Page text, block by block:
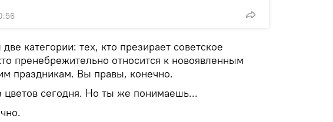
категории: тех, кто презирает советское
пренебрежительно относится к новоявленным
праздникам. Вы правы, конечно.
сегодня. Но ты же понимаешь...